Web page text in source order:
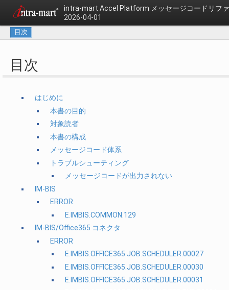
intra-mart Accel Platform メッセージコードリフ
2026-04-01
目次
目次
はじめに
本書の目的
対象読者
本書の構成
メッセージコード体系
トラブルシューティング
メッセージコードが出力されない
IM-BIS
ERROR
E.IMBIS.COMMON.129
IM-BIS/Office365 コネクタ
ERROR
E.IMBIS.OFFICE365.JOB.SCHEDULER.00027
E.IMBIS.OFFICE365.JOB.SCHEDULER.00030
E.IMBIS.OFFICE365.JOB.SCHEDULER.00031